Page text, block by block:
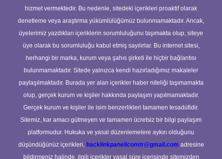
hizmet vermektedir. Bu nedenle, sitedeki içerikleri proaktif olarak
denetleme veya araştırma yükümlülüğümüz bulunmamaktadır. Ancak,
üyelerimiz yazdıkları içeriklerin sorumluluğunu taşımakta olup, siteye
üye olarak bu sorumluluğu kabul etmiş sayılırlar. Bu internet sitesi,
herhangi bir marka, kurum veya şahıs şirketi ile hiçbir bağlantısı
bulunmamaktadır. Sitede yalnızca kendi hazırladığımız makaleler
paylaşılmaktadır. Burada yer alan içerikler haber niteliği taşımamakta
olup, gerçek kurum ve kişiler hakkında paylaşım yapılmamaktadır.
Gerçek kurum ve kişiler ile isim benzerlikleri tamamen tesadüfidir.
Sitemiz, kar amacı gütmeyen ve tamamen ücretsiz bir bilgi paylaşım
platformudur. Hukuka ve yasal düzenlemelere aykırı olduğunu
düşündüğünüz içerikleri, backlinkpanelicomtr@gmail.com adresine
bildirmeniz halinde, ilgili içerikler yasal süre içerisinde sitemizden